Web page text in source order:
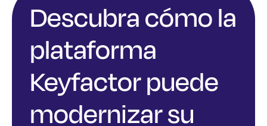
Descubra cómo la
plataforma
Keyfactor puede
modernizar su